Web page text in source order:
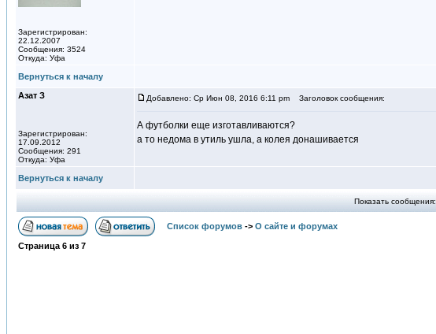
Зарегистрирован:
22.12.2007
Сообщения: 3524
Откуда: Уфа
Вернуться к началу
Азат З
Зарегистрирован:
17.09.2012
Сообщения: 291
Откуда: Уфа
Добавлено: Ср Июн 08, 2016 6:11 pm Заголовок сообщения:
А футболки еще изготавливаются?
а то недома в утиль ушла, а колея донашивается
Вернуться к началу
Показать сообщения:
Список форумов -> О сайте и форумах
Страница 6 из 7